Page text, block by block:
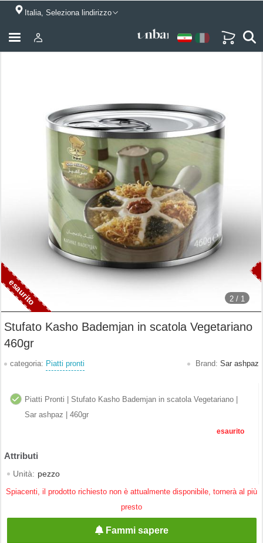
Italia, Seleziona lindirizzo
2 / 1
Stufato Kasho Bademjan in scatola Vegetariano
460gr
categoria: Piatti pronti Brand: Sar ashpaz
Piatti Pronti | Stufato Kasho Bademjan in scatola Vegetariano |
Sar ashpaz | 460gr
esaurito
Unità: pezzo
Spiacenti, il prodotto richiesto non è attualmente disponibile, tornerà al più
presto
Fammi sapere